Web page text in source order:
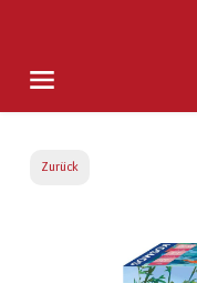
Zurück
Bildergalerie überspringen